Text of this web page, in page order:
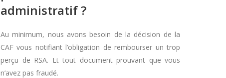
administratif ?
Au minimum, nous avons besoin de la décision de la
CAF vous notifiant l’obligation de rembourser un trop
perçu de RSA. Et tout document prouvant que vous
n’avez pas fraudé.